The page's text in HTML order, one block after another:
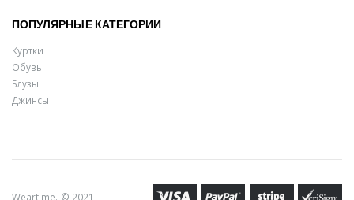
ПОПУЛЯРНЫЕ КАТЕГОРИИ
Куртки
Обувь
Блузы
Джинсы
Weartime. © 2021